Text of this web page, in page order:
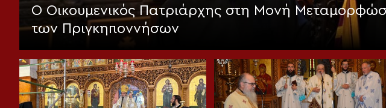
Ο Οικουμενικός Πατριάρχης στη Μονή
των Πριγκηποννήσων